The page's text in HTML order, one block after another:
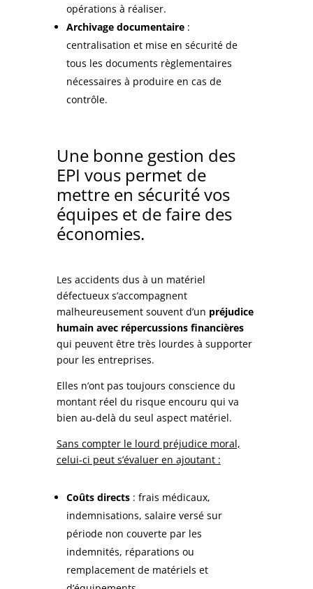
opérations à réaliser.
Archivage documentaire :
centralisation et mise en sécurité de
tous les documents règlementaires
nécessaires à produire en cas de
contrôle.
Une bonne gestion des
EPI vous permet de
mettre en sécurité vos
équipes et de faire des
économies.
Les accidents dus à un matériel
défectueux s’accompagnent
malheureusement souvent d’un préjudice
humain avec répercussions financières
qui peuvent être très lourdes à supporter
pour les entreprises.
Elles n’ont pas toujours conscience du
montant réel du risque encouru qui va
bien au-delà du seul aspect matériel.
Sans compter le lourd préjudice moral,
celui-ci peut s’évaluer en ajoutant :
Coûts directs: frais médicaux,
indemnisations, salaire versé sur
période non couverte par les
indemnités, réparations ou
remplacement de matériels et